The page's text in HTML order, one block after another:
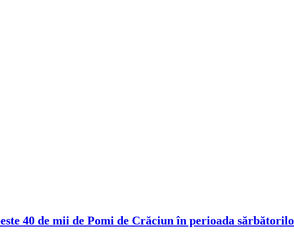
40 de mii de Pomi de Crăciun în perioada